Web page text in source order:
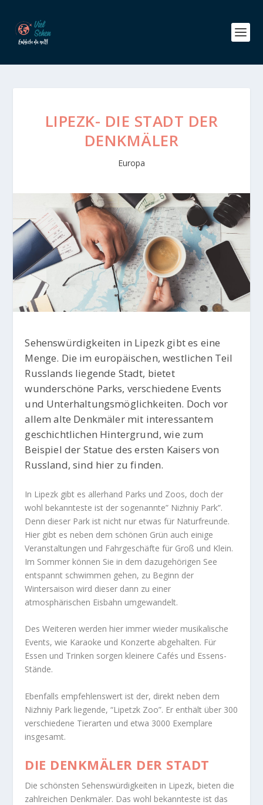
LIPEZK- DIE STADT DER
DENKMÄLER
Europa
Sehenswürdigkeiten in Lipezk gibt es eine
Menge. Die im europäischen, westlichen Teil
Russlands liegende Stadt, bietet
wunderschöne Parks, verschiedene Events
und Unterhaltungsmöglichkeiten. Doch vor
allem alte Denkmäler mit interessantem
geschichtlichen Hintergrund, wie zum
Beispiel der Statue des ersten Kaisers von
Russland, sind hier zu finden.
In Lipezk gibt es allerhand Parks und Zoos, doch der
wohl bekannteste ist der sogenannte” Nizhniy Park”.
Denn dieser Park ist nicht nur etwas für Naturfreunde.
Hier gibt es neben dem schönen Grün auch einige
Veranstaltungen und Fahrgeschäfte für Groß und Klein.
Im Sommer können Sie in dem dazugehörigen See
entspannt schwimmen gehen, zu Beginn der
Wintersaison wird dieser dann zu einer
atmosphärischen Eisbahn umgewandelt.
Des Weiteren werden hier immer wieder musikalische
Events, wie Karaoke und Konzerte abgehalten. Für
Essen und Trinken sorgen kleinere Cafés und Essens-
Stände.
Ebenfalls empfehlenswert ist der, direkt neben dem
Nizhniy Park liegende, “Lipetzk Zoo”. Er enthält über 300
verschiedene Tierarten und etwa 3000 Exemplare
insgesamt.
DIE DENKMÄLER DER STADT
Die schönsten Sehenswürdigkeiten in Lipezk, bieten die
zahlreichen Denkmäler. Das wohl bekannteste ist das